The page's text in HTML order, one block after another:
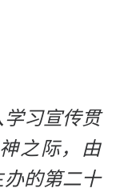
学习宣传贯
之际，由
办的第二十